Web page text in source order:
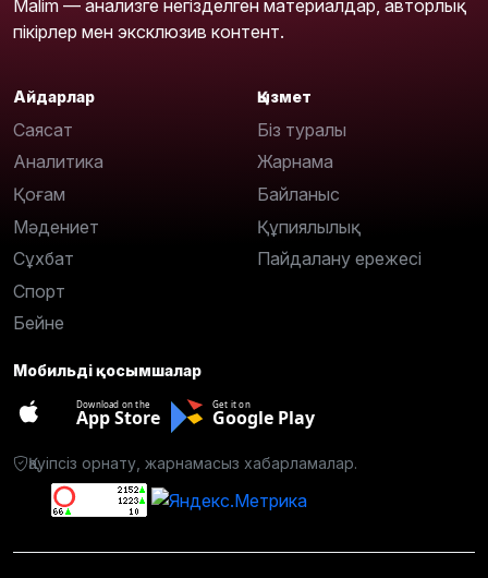
Malim — анализге негізделген материалдар, авторлық
пікірлер мен эксклюзив контент.
Айдарлар
Саясат
Аналитика
Қоғам
Мәдениет
Сұхбат
Спорт
Бейне
Қызмет
Біз туралы
Жарнама
Байланыс
Құпиялылық
Пайдалану ережесі
Мобильді қосымшалар
Download on the
App Store
Get it on
Google Play
Қауіпсіз орнату, жарнамасыз хабарламалар.